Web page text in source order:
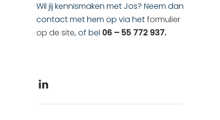
Wil jij kennismaken met Jos? Neem dan
contact met hem op via hetformulier
op de site, of bel 06 – 55 772 937.